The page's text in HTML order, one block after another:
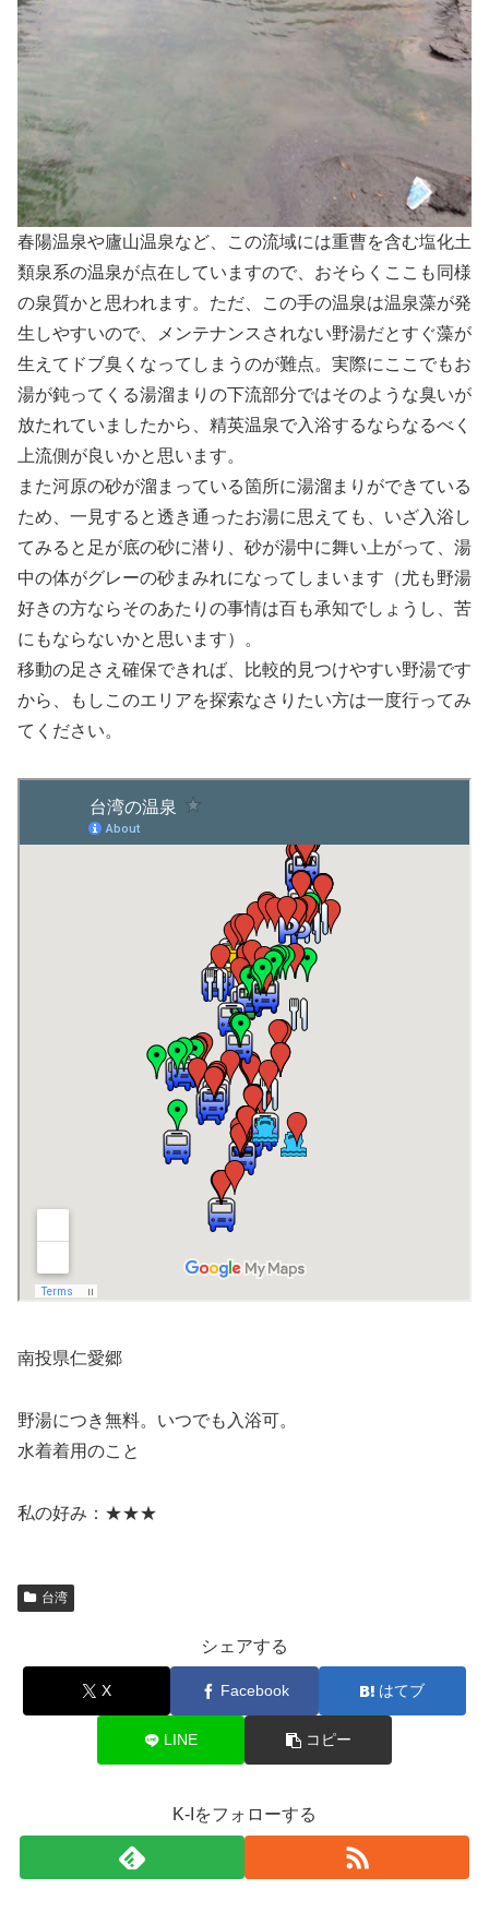
春陽温泉や廬山温泉など、この流域には重曹を含む塩化土
類泉系の温泉が点在していますので、おそらくここも同様
の泉質かと思われます。ただ、この手の温泉は温泉藻が発
生しやすいので、メンテナンスされない野湯だとすぐ藻が
生えてドブ臭くなってしまうのが難点。実際にここでもお
湯が鈍ってくる湯溜まりの下流部分ではそのような臭いが
放たれていましたから、精英温泉で入浴するならなるべく
上流側が良いかと思います。
また河原の砂が溜まっている箇所に湯溜まりができている
ため、一見すると透き通ったお湯に思えても、いざ入浴し
てみると足が底の砂に潜り、砂が湯中に舞い上がって、湯
中の体がグレーの砂まみれになってしまいます（尤も野湯
好きの方ならそのあたりの事情は百も承知でしょうし、苦
にもならないかと思います）。
移動の足さえ確保できれば、比較的見つけやすい野湯です
から、もしこのエリアを探索なさりたい方は一度行ってみ
てください。
南投県仁愛郷
野湯につき無料。いつでも入浴可。
水着着用のこと
私の好み：★★★
台湾
シェアする
X Facebook はてブ
LINE コピー
K-Iをフォローする